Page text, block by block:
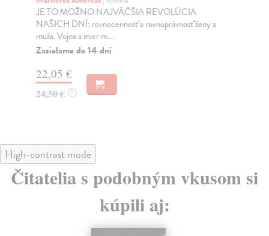
JE TO MOŽNO NAJVÄČŠIA REVOLÚCIA
NAŠICH DNÍ: rovnocennosť a rovnoprávnosť ženy a
muža. Vojna a mier m...
Zasielame do 14 dní
22,05 €
24,50 € ?
High-contrast mode
Čitatelia s podobným vkusom si
kúpili aj: